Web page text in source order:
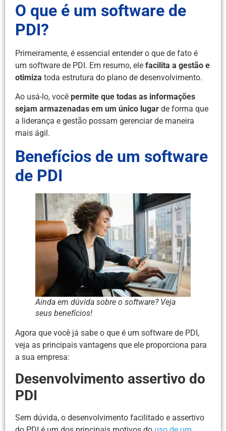
O que é um software de
PDI?
Primeiramente, é essencial entender o que de fato é
um software de PDI. Em resumo, ele facilita a gestão e
otimiza toda estrutura do plano de desenvolvimento.
Ao usá-lo, você permite que todas as informações
sejam armazenadas em um único lugar de forma que
a liderança e gestão possam gerenciar de maneira
mais ágil.
Benefícios de um software
de PDI
Ainda em dúvida sobre o software? Veja
seus benefícios!
Agora que você já sabe o que é um software de PDI,
veja as principais vantagens que ele proporciona para
a sua empresa:
Desenvolvimento assertivo do
PDI
Sem dúvida, o desenvolvimento facilitado e assertivo